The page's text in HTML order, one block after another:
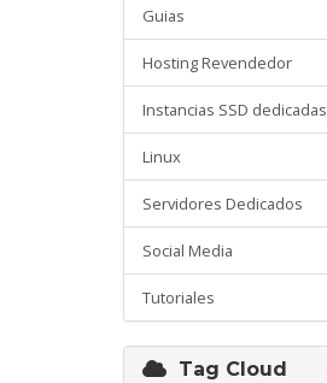
Guias
Hosting Revendedor
Instancias SSD dedicadas
Linux
Servidores Dedicados
Social Media
Tutoriales
Tag Cloud